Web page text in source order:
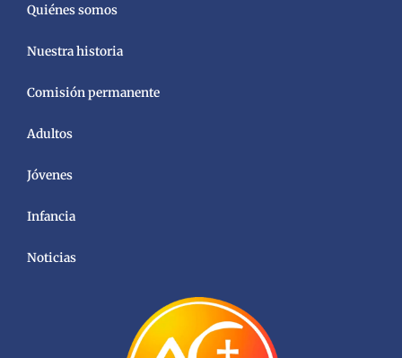
Quiénes somos
Nuestra historia
Comisión permanente
Adultos
Jóvenes
Infancia
Noticias